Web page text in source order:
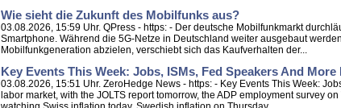
Wie sieht die Zukunft des Mobilfunks aus?
03.08.2026, 15:59 Uhr. QPress - https: - Der deutsche Mobilfunkmarkt
Smartphone. Während die 5G-Netze in Deutschland weiter ausgebaut
Mobilfunkgeneration abzielen, verschiebt sich das Kaufverhalten der...
Key Events This Week: Jobs, ISMs, Fed Speakers And
03.08.2026, 15:51 Uhr. ZeroHedge News - https: - Key Events This Week:
labor market, with the JOLTS report tomorrow, the ADP employment survey